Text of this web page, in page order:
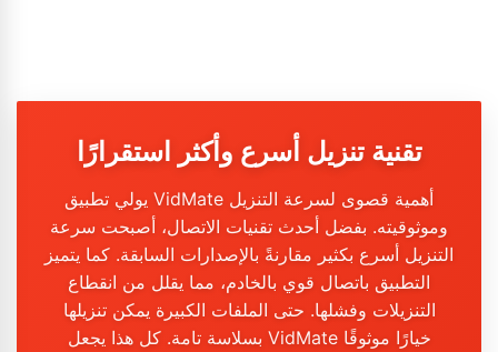
تقنية تنزيل أسرع وأكثر استقرارًا
يولي تطبيق VidMate أهمية قصوى لسرعة التنزيل
وموثوقيته. بفضل أحدث تقنيات الاتصال، أصبحت سرعة
التنزيل أسرع بكثير مقارنةً بالإصدارات السابقة. كما يتميز
التطبيق باتصال قوي بالخادم، مما يقلل من انقطاع
التنزيلات وفشلها. حتى الملفات الكبيرة يمكن تنزيلها
بسلاسة تامة. كل هذا يجعل VidMate خيارًا موثوقًا